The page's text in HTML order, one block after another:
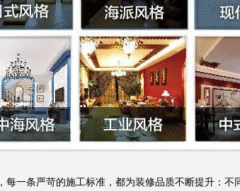
，每一条严苛的施工标准，都为装修品质不断提升：